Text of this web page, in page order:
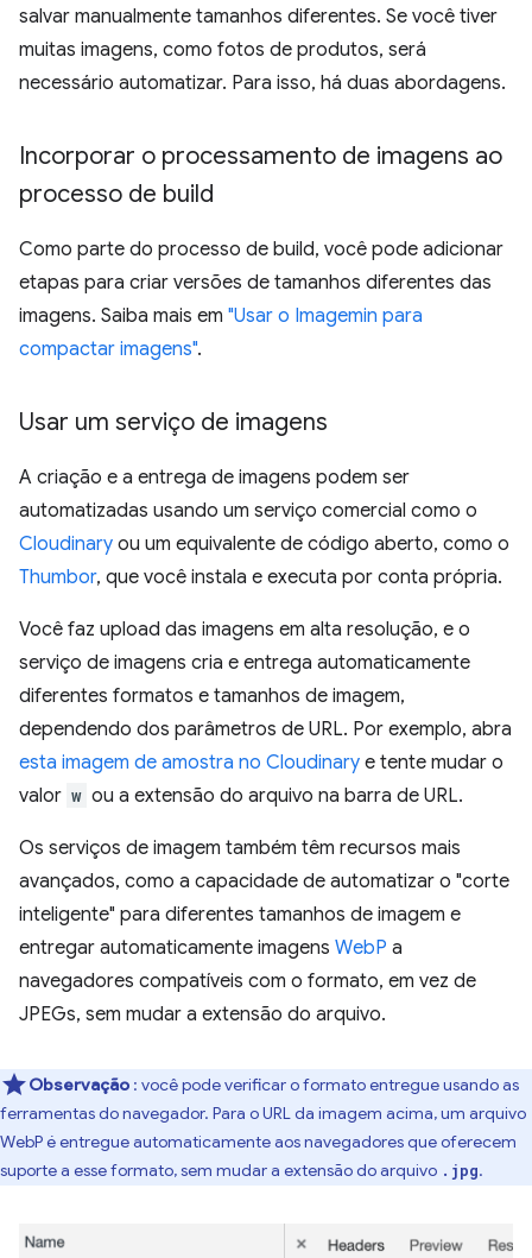
salvar manualmente tamanhos diferentes. Se você tiver
muitas imagens, como fotos de produtos, será
necessário automatizar. Para isso, há duas abordagens.
Incorporar o processamento de imagens ao
processo de build
Como parte do processo de build, você pode adicionar
etapas para criar versões de tamanhos diferentes das
imagens. Saiba mais em "Usar o Imagemin para
compactar imagens".
Usar um serviço de imagens
A criação e a entrega de imagens podem ser
automatizadas usando um serviço comercial como o
Cloudinary ou um equivalente de código aberto, como o
Thumbor, que você instala e executa por conta própria.
Você faz upload das imagens em alta resolução, e o
serviço de imagens cria e entrega automaticamente
diferentes formatos e tamanhos de imagem,
dependendo dos parâmetros de URL. Por exemplo, abra
esta imagem de amostra no Cloudinary e tente mudar o
valor w ou a extensão do arquivo na barra de URL.
Os serviços de imagem também têm recursos mais
avançados, como a capacidade de automatizar o "corte
inteligente" para diferentes tamanhos de imagem e
entregar automaticamente imagens WebP a
navegadores compatíveis com o formato, em vez de
JPEGs, sem mudar a extensão do arquivo.
Observação : você pode verificar o formato entregue usando as
ferramentas do navegador. Para o URL da imagem acima, um arquivo
WebP é entregue automaticamente aos navegadores que oferecem
suporte a esse formato, sem mudar a extensão do arquivo .jpg.